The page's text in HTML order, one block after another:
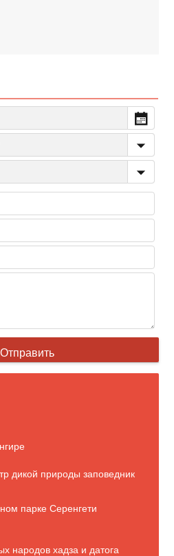
Отправить
дикой природы заповедник
парке Серенгети
народов хадза и датога